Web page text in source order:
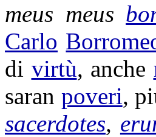
meus meus
Carlo
di virtù, anche
saran poveri,
sacerdotes,